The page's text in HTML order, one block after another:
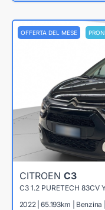
OFFERTA DEL MESE
CITROEN C3
C3 1.2 PURETECH 83CV
2022 | 65.193km | Benzina